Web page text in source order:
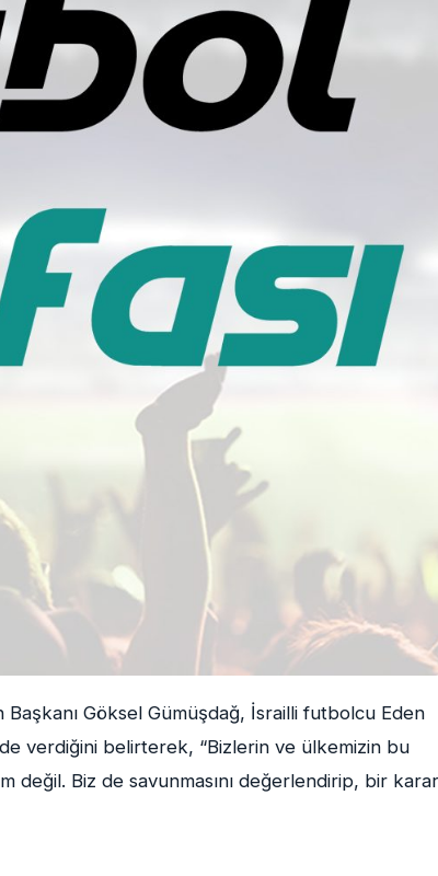
Göksel Gümüşdağ, İsrailli futbolcu Eden
verdiğini belirterek, “Bizlerin ve ülkemizin bu
değil. Biz de savunmasını değerlendirip, bir karar